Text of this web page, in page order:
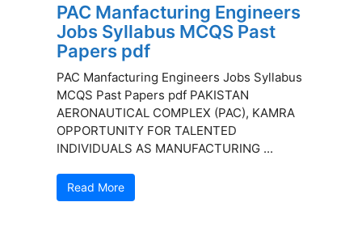
PAC Manfacturing Engineers
Jobs Syllabus MCQS Past
Papers pdf
PAC Manfacturing Engineers Jobs Syllabus
MCQS Past Papers pdf PAKISTAN
AERONAUTICAL COMPLEX (PAC), KAMRA
OPPORTUNITY FOR TALENTED
INDIVIDUALS AS MANUFACTURING ...
Read More